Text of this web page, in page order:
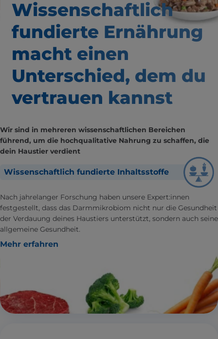
Wissenschaftlich
fundierte Ernährung
macht einen
Unterschied, dem du
vertrauen kannst
Wir sind in mehreren wissenschaftlichen Bereichen
führend, um die hochqualitative Nahrung zu schaffen, die
dein Haustier verdient
Wissenschaftlich fundierte Inhaltsstoffe
Nach jahrelanger Forschung haben unsere Expert:innen
festgestellt, dass das Darmmikrobiom nicht nur die Gesundheit
der Verdauung deines Haustiers unterstützt, sondern auch seine
allgemeine Gesundheit.
Mehr erfahren